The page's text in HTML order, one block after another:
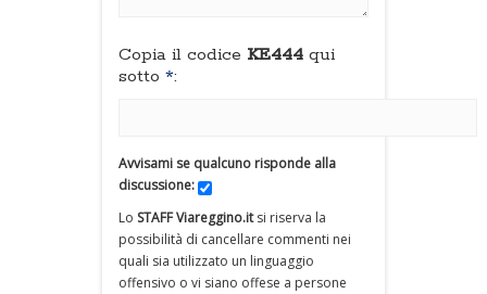
Copia il codice KE444 qui
sotto *:
Avvisami se qualcuno risponde alla
discussione:
Lo STAFF Viareggino.itsi riserva la
possibilità di cancellare commenti nei
quali sia utilizzato un linguaggio
offensivo o vi siano offese a persone